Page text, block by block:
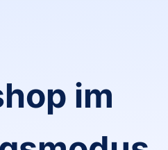
im